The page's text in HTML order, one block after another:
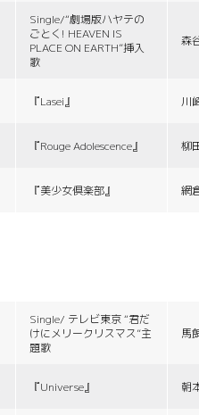
Single/“劇場版ハヤテの
ごとく! HEAVEN IS
PLACE ON EARTH”挿入
歌
森
『Lasei』 川
『Rouge Adolescence』 柳
『美少女倶楽部』 網
Single/ テレビ東京 “君だ
けにメリークリスマス”主
題歌
馬
『Universe』 朝